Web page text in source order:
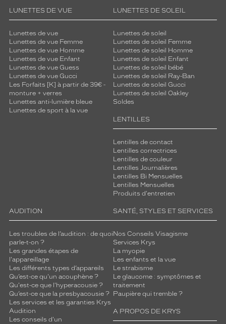
LUNETTES DE VUE
Lunettes de vue
Lunettes de vue Femme
Lunettes de vue Homme
Lunettes de vue Enfant
Lunettes de vue Guess
Lunettes de vue Gucci
Les Forfaits [K] à partir de 39€ -
monture + verres
Lunettes anti-lumière bleue
Lunettes de sport à la vue
LUNETTES DE SOLEIL
Lunettes de soleil
Lunettes de soleil Femme
Lunettes de soleil Homme
Lunettes de soleil Enfant
Lunettes de soleil bébé
Lunettes de soleil Ray-Ban
Lunettes de soleil Gucci
Lunettes de soleil Oakley
Soldes
LENTILLES
Lentilles de contact
Lentilles correctrices
Lentilles de couleur
Lentilles Journalières
Lentilles Bi Mensuelles
Lentilles Mensuelles
Produits d'entretien
AUDITION
Les troubles de l’audition : de quoi
parle-t-on ?
Les grandes étapes de
l'appareillage
Les différents types d’appareils
Qu’est-ce qu'un acouphène ?
Qu'est-ce que l'hyperacousie ?
Qu’est-ce que la presbyacousie ?
Les services et les garanties Krys
Audition
Les conseils d'un
SANTÉ, STYLES ET SERVICES
Nos Conseils Visagisme
Services Krys
La myopie
Les enfants et la vue
Le strabisme
Le glaucome : symptômes et
traitement
Paupière qui tremble ?
A PROPOS DE KRYS